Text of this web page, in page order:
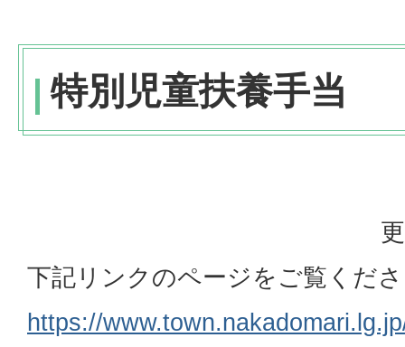
特別児童扶養手当
下記リンクのページをご覧くだ
https://